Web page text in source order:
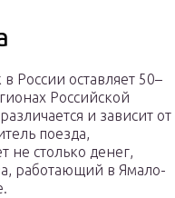
России оставляет 50–
Российской
и зависит от
поезда,
не столько денег,
работающий в Ямало-